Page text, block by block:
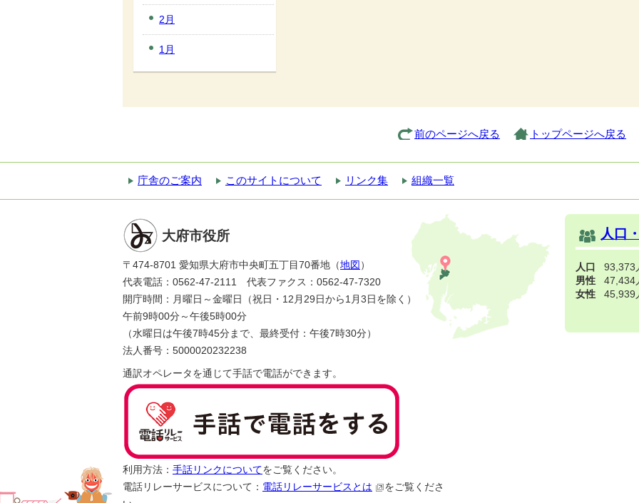
2月
1月
前のページへ戻る トップページへ戻る
庁舎のご案内 このサイトについて リンク集 組織一覧
大府市役所
〒474-8701 愛知県大府市中央町五丁目70番地（地図 ）
代表電話：0562-47-2111 代表ファクス：0562-47-7320
開庁時間：月曜日～金曜日（祝日・12月29日から1月3日を除く）
午前9時00分～午後5時00分
（水曜日は午後7時45分まで、最終受付：午後7時30分）
法人番号：5000020232238
通訳オペレータを通じて手話で電話ができます。
利用方法： 手話リンクについてをご覧ください。
電話リレーサービスについて： 電話リレーサービスとは
をご覧くださ
人口
人口
93,373
男性
47,434
女性
45,939